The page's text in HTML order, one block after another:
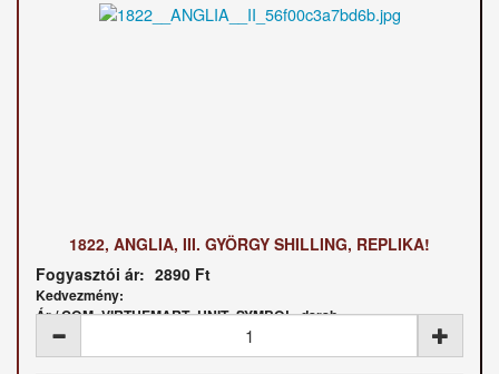
1822, ANGLIA, III. GYÖRGY SHILLING, REPLIKA!
Fogyasztói ár: 2890 Ft
Kedvezmény:
Ár / COM_VIRTUEMART_UNIT_SYMBOL_darab: